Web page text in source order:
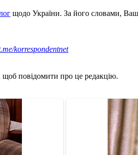
щодо України. За його словами,
korrespondentnet
щоб повідомити про це редакцію.